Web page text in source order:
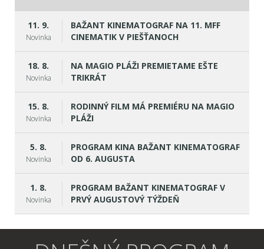
11. 9.
Novinka
BAŽANT KINEMATOGRAF NA 11. MFF
CINEMATIK V PIEŠŤANOCH
18. 8.
Novinka
NA MAGIO PLÁŽI PREMIETAME EŠTE
TRIKRÁT
15. 8.
Novinka
RODINNÝ FILM MÁ PREMIÉRU NA MAGIO
PLÁŽI
5. 8.
Novinka
PROGRAM KINA BAŽANT KINEMATOGRAF
OD 6. AUGUSTA
1. 8.
Novinka
PROGRAM BAŽANT KINEMATOGRAF V
PRVÝ AUGUSTOVÝ TÝŽDEŇ